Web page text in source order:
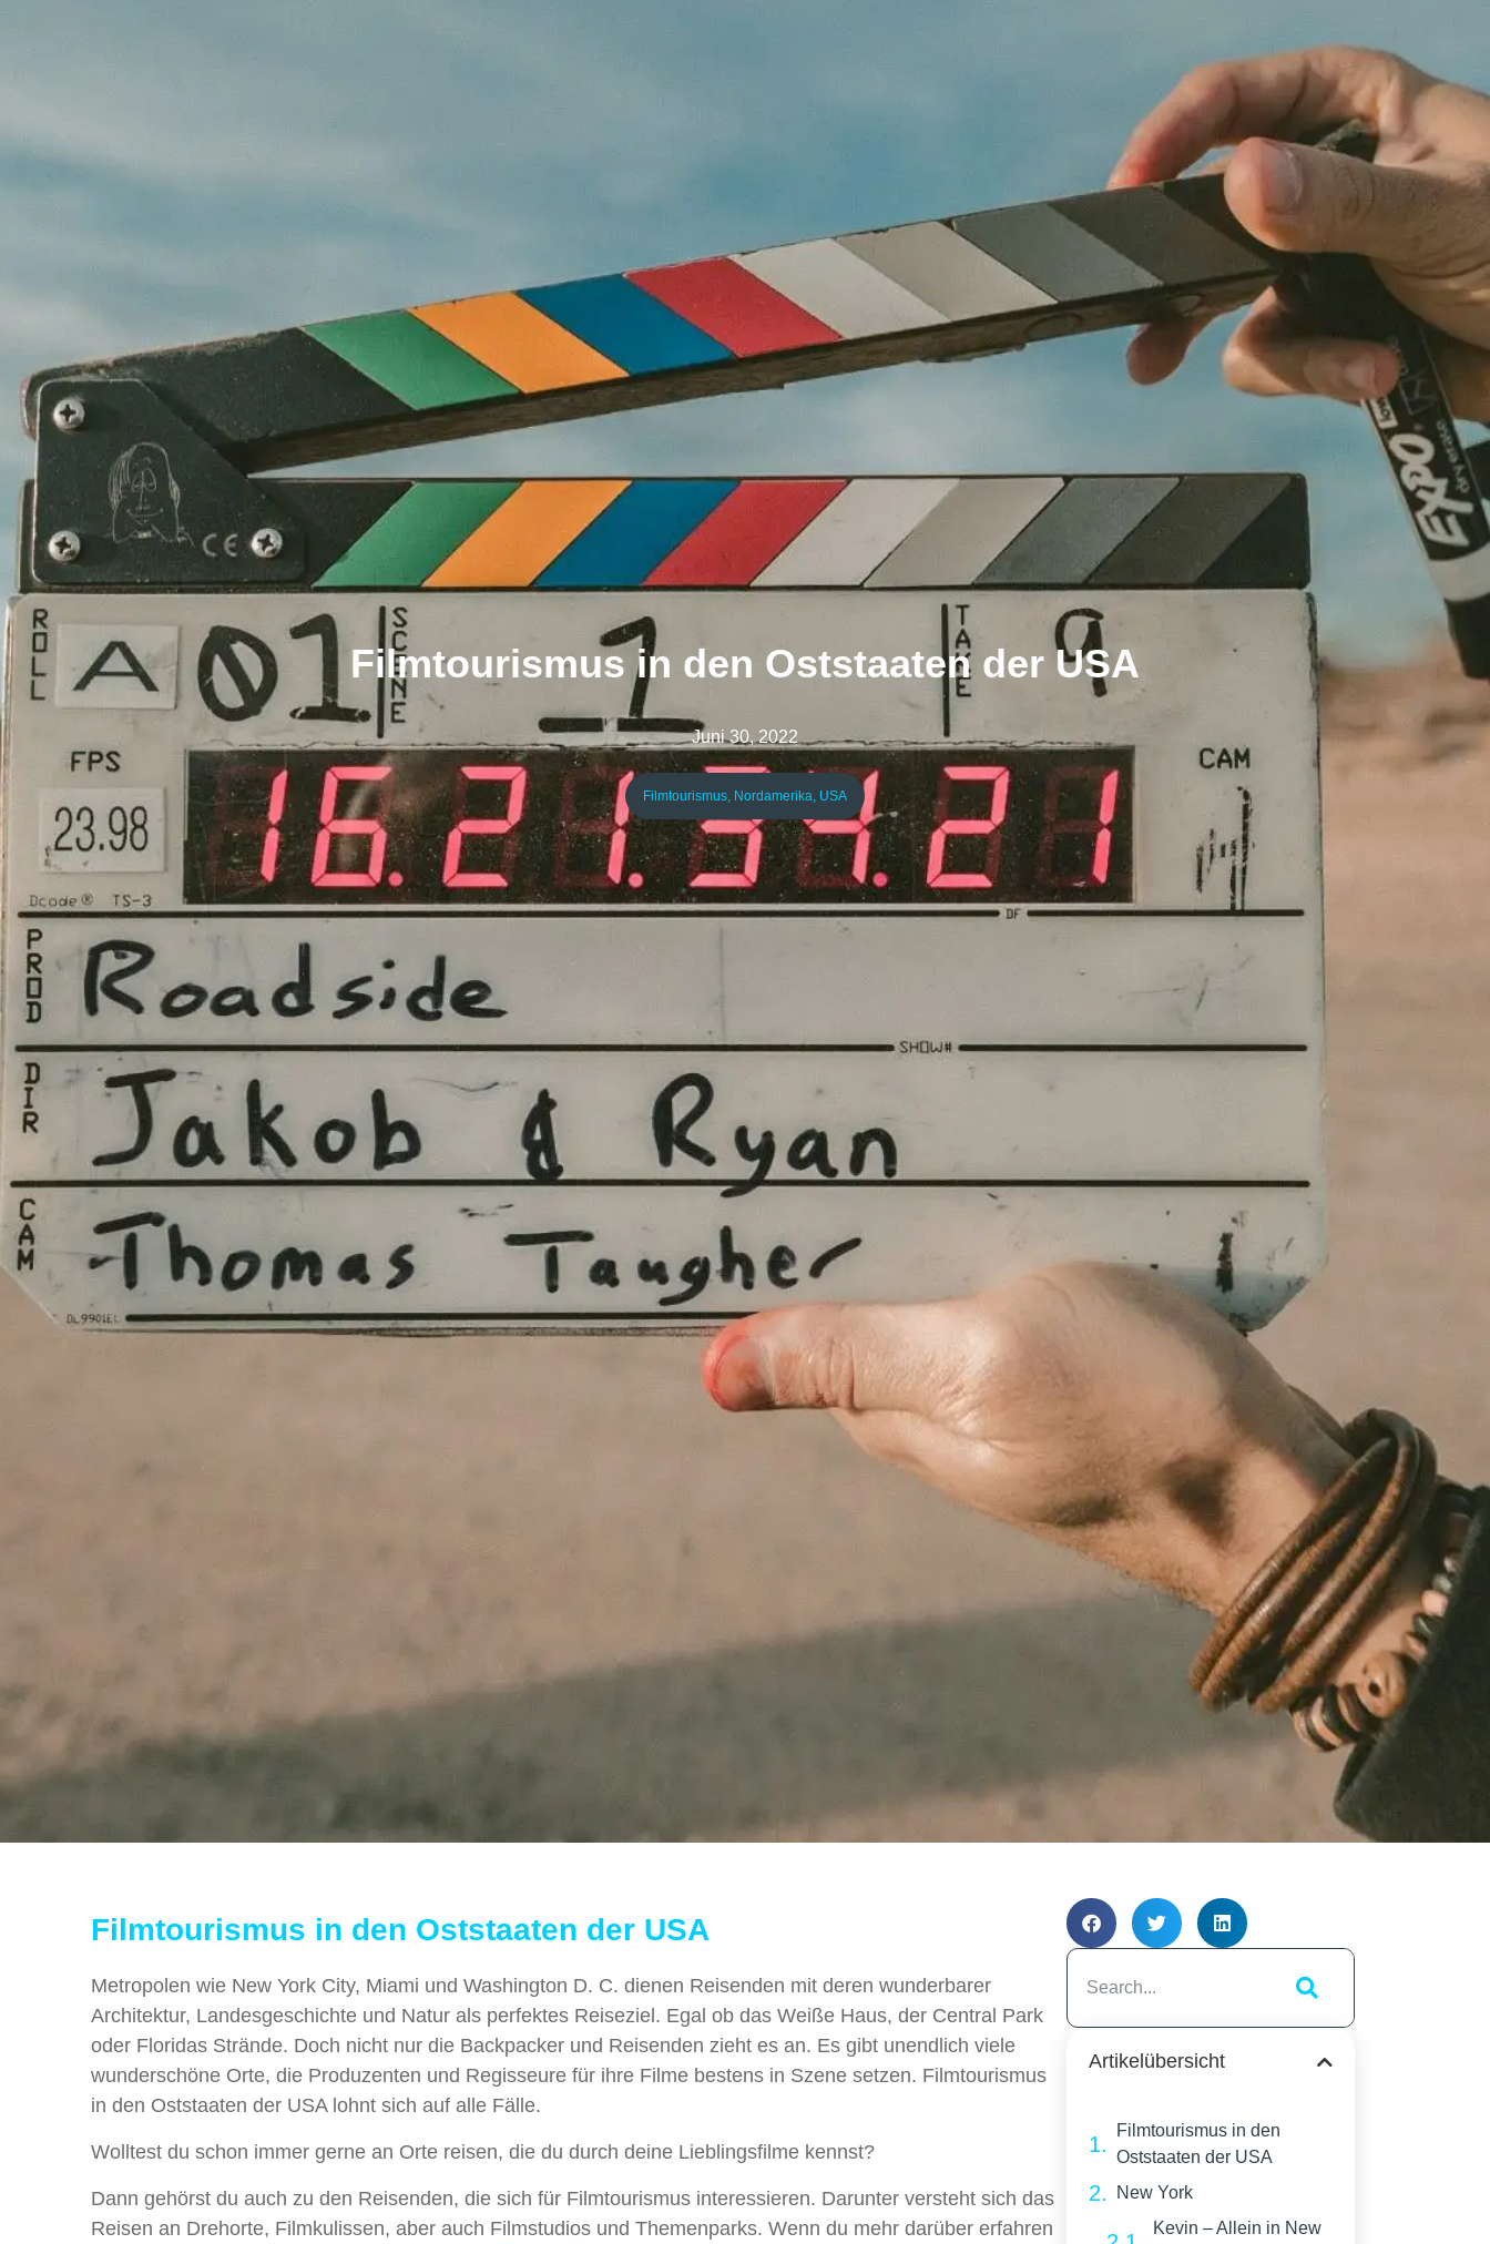
Filmtourismus in den Oststaaten der USA
Juni 30, 2022
Filmtourismus, Nordamerika, USA
Filmtourismus in den Oststaaten der USA
Metropolen wie New York City, Miami und Washington D. C. dienen Reisenden mit deren wunderbarer
Architektur, Landesgeschichte und Natur als perfektes Reiseziel. Egal ob das Weiße Haus, der Central Park
oder Floridas Strände. Doch nicht nur die Backpacker und Reisenden zieht es an. Es gibt unendlich viele
wunderschöne Orte, die Produzenten und Regisseure für ihre Filme bestens in Szene setzen. Filmtourismus
in den Oststaaten der USA lohnt sich auf alle Fälle.
Wolltest du schon immer gerne an Orte reisen, die du durch deine Lieblingsfilme kennst?
Dann gehörst du auch zu den Reisenden, die sich für Filmtourismus interessieren. Darunter versteht sich das
Reisen an Drehorte, Filmkulissen, aber auch Filmstudios und Themenparks. Wenn du mehr darüber erfahren
Artikelübersicht
Filmtourismus in den
Oststaaten der USA
New York
Kevin – Allein in New